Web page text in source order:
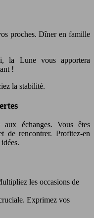
proches. Dîner en famille
la Lune vous apportera
!
la stabilité.
aux échanges. Vous êtes
de rencontrer. Profitez-en
les occasions de
Exprimez vos